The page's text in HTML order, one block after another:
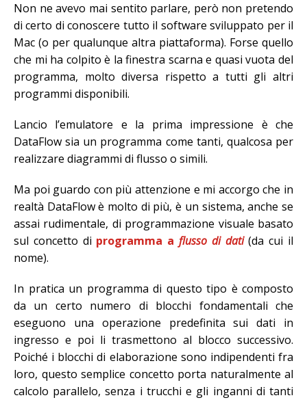
Non ne avevo mai sentito parlare, però non pretendo
di certo di conoscere tutto il software sviluppato per il
Mac (o per qualunque altra piattaforma). Forse quello
che mi ha colpito è la finestra scarna e quasi vuota del
programma, molto diversa rispetto a tutti gli altri
programmi disponibili.
Lancio l’emulatore e la prima impressione è che
DataFlow sia un programma come tanti, qualcosa per
realizzare diagrammi di flusso o simili.
Ma poi guardo con più attenzione e mi accorgo che in
realtà DataFlow è molto di più, è un sistema, anche se
assai rudimentale, di programmazione visuale basato
sul concetto di programma aflusso di dati(da cui il
nome).
In pratica un programma di questo tipo è composto
da un certo numero di blocchi fondamentali che
eseguono una operazione predefinita sui dati in
ingresso e poi li trasmettono al blocco successivo.
Poiché i blocchi di elaborazione sono indipendenti fra
loro, questo semplice concetto porta naturalmente al
calcolo parallelo, senza i trucchi e gli inganni di tanti